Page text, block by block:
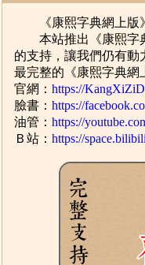
《康熙字典網上版
本站推出《康熙字
的支持，讓我們仍有
最完整的《康熙字典網
官網：https://
臉書：https://
油管：https://
Ｂ站：https://